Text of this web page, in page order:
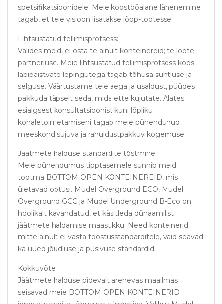
spetsifikatsioonidele. Meie koostööalane lähenemine
tagab, et teie visioon lisatakse lõpp-tootesse.
Lihtsustatud tellimisprotsess:
Valides meid, ei osta te ainult konteinereid; te loote
partnerluse. Meie lihtsustatud tellimisprotsess koos
läbipaistvate lepingutega tagab tõhusa suhtluse ja
selguse. Väärtustame teie aega ja usaldust, püüdes
pakkuda täpselt seda, mida ette kujutate. Alates
esialgsest konsultatsioonist kuni lõpliku
kohaletoimetamiseni tagab meie pühendunud
meeskond sujuva ja rahuldustpakkuv kogemuse.
Jäätmete halduse standardite tõstmine:
Meie pühendumus tipptasemele sunnib meid
tootma BOTTOM OPEN KONTEINEREID, mis
ületavad ootusi. Mudel Overground ECO, Mudel
Overground GCC ja Mudel Underground B-Eco on
hoolikalt kavandatud, et käsitleda dünaamilist
jäätmete haldamise maastikku. Need konteinerid
mitte ainult ei vasta tööstusstandarditele, vaid seavad
ka uued jõudluse ja püsivuse standardid.
Kokkuvõte:
Jäätmete halduse pidevalt arenevas maailmas
seisavad meie BOTTOM OPEN KONTEINERID